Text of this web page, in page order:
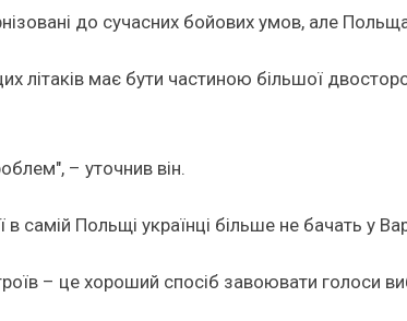
до сучасних бойових умов, але
літаків має бути частиною більшої
– уточнив він.
самій Польщі українці більше не бачать у
– це хороший спосіб завоювати голоси